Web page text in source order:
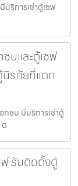
ริการเช่าตู้เซฟ
นและตู้เซฟ
นิรภัยที่แตก
ชน มีบริการเช่าตู้
ฟ รับติดตั้งตู้